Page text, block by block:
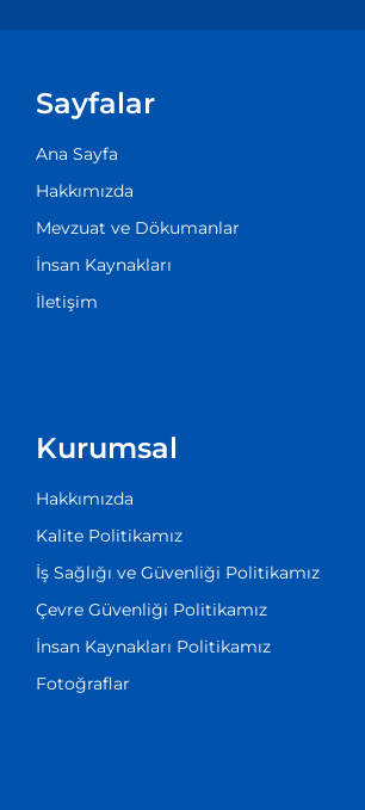
Sayfalar
Ana Sayfa
Hakkımızda
Mevzuat ve Dökumanlar
İnsan Kaynakları
İletişim
Kurumsal
Hakkımızda
Kalite Politikamız
İş Sağlığı ve Güvenliği Politikamız
Çevre Güvenliği Politikamız
İnsan Kaynakları Politikamız
Fotoğraflar